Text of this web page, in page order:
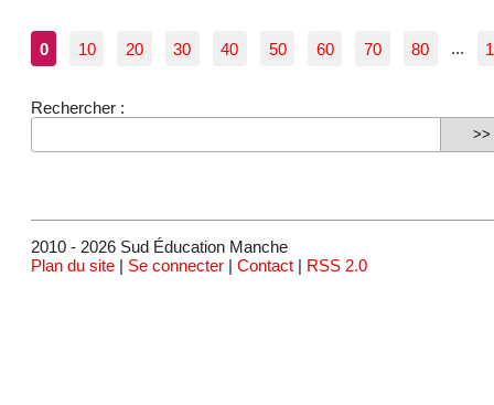
0 10 20 30 40 50 60 70 80 ...
Rechercher :
2010 - 2026 Sud Éducation Manche
Plan du site | Se connecter | Contact | RSS 2.0